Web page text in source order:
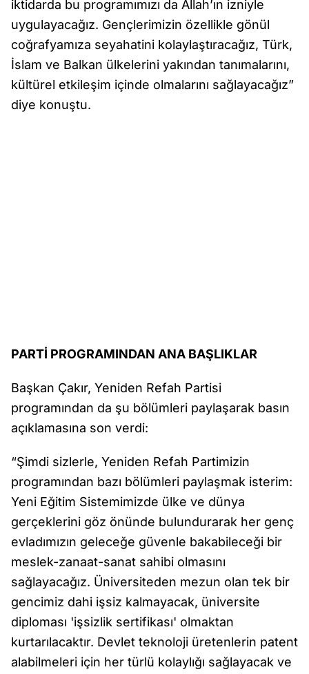
iktidarda bu programımızı da Allah’ın izniyle
uygulayacağız. Gençlerimizin özellikle gönül
coğrafyamıza seyahatini kolaylaştıracağız, Türk,
İslam ve Balkan ülkelerini yakından tanımalarını,
kültürel etkileşim içinde olmalarını sağlayacağız”
diye konuştu.
PARTİ PROGRAMINDAN ANA BAŞLIKLAR
Başkan Çakır, Yeniden Refah Partisi
programından da şu bölümleri paylaşarak basın
açıklamasına son verdi:
“Şimdi sizlerle, Yeniden Refah Partimizin
programından bazı bölümleri paylaşmak isterim:
Yeni Eğitim Sistemimizde ülke ve dünya
gerçeklerini göz önünde bulundurarak her genç
evladımızın geleceğe güvenle bakabileceği bir
meslek-zanaat-sanat sahibi olmasını
sağlayacağız. Üniversiteden mezun olan tek bir
gencimiz dahi işsiz kalmayacak, üniversite
diploması 'işsizlik sertifikası' olmaktan
kurtarılacaktır. Devlet teknoloji üretenlerin patent
alabilmeleri için her türlü kolaylığı sağlayacak ve